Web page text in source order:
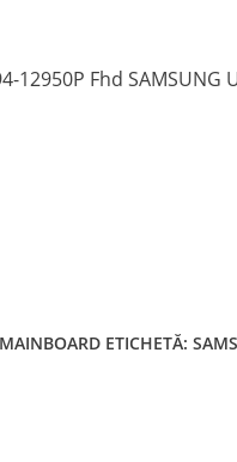
12950P Fhd SAMSUNG
ETICHETĂ: